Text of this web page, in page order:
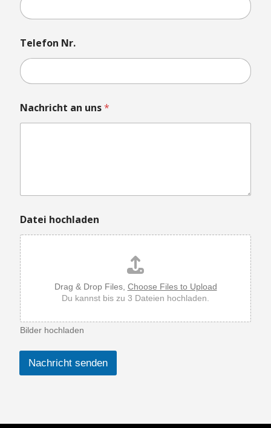
r
T
e
e
f
o
Telefon Nr.
Nachricht an uns*
Datei hochladen
Drag & Drop Files, Choose Files to Upload
Du kannst bis zu 3 Dateien hochladen.
Bilder hochladen
Nachricht senden